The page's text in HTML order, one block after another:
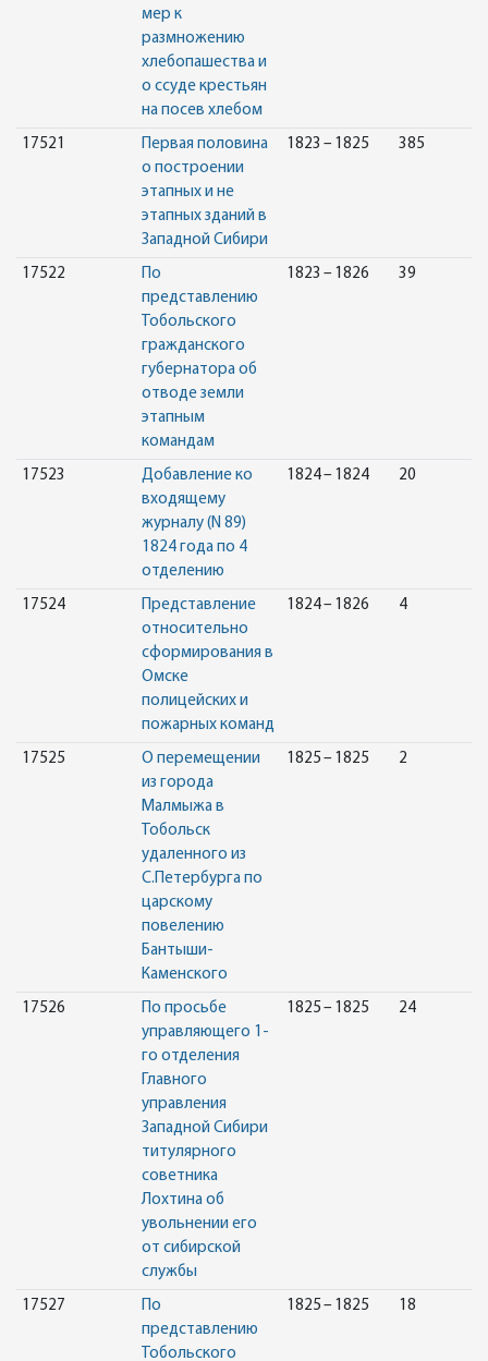
мер к
размножению
хлебопашества и
о ссуде крестьян
на посев хлебом
17521
Первая половина
о построении
этапных и не
этапных зданий в
Западной Сибири
1823 – 1825 385
17522
По
представлению
Тобольского
гражданского
губернатора об
отводе земли
этапным
командам
1823 – 1826 39
17523
Добавление ко
входящему
журналу (N 89)
1824 года по 4
отделению
1824 – 1824 20
17524
Представление
относительно
сформирования в
Омске
полицейских и
пожарных команд
1824 – 1826 4
17525
О перемещении
из города
Малмыжа в
Тобольск
удаленного из
С.Петербурга по
царскому
повелению
Бантыши-
Каменского
1825 – 1825 2
17526
По просьбе
управляющего 1-
го отделения
Главного
управления
Западной Сибири
титулярного
советника
Лохтина об
увольнении его
от сибирской
службы
1825 – 1825 24
17527
По
представлению
Тобольского
1825 – 1825 18